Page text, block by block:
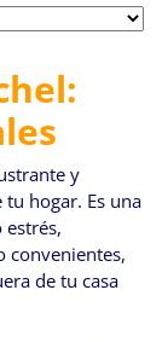
y
hogar. Es una
convenientes,
de tu casa